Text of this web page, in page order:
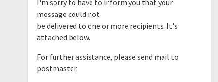
I'm sorry to have to inform you that your
message could not
be delivered to one or more recipients. It's
attached below.
For further assistance, please send mail to
postmaster.